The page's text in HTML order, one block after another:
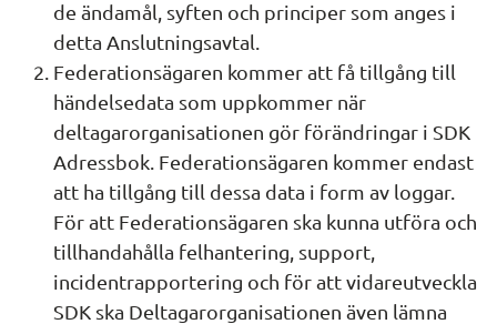
de ändamål, syften och principer som anges i
detta Anslutningsavtal.
Federationsägaren kommer att få tillgång till
händelsedata som uppkommer när
deltagarorganisationen gör förändringar i SDK
Adressbok. Federationsägaren kommer endast
att ha tillgång till dessa data i form av loggar.
För att Federationsägaren ska kunna utföra och
tillhandahålla felhantering, support,
incidentrapportering och för att vidareutveckla
SDK ska Deltagarorganisationen även lämna